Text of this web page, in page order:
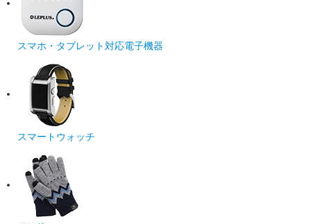
スマホ・タブレット対応電子機器
スマートウォッチ